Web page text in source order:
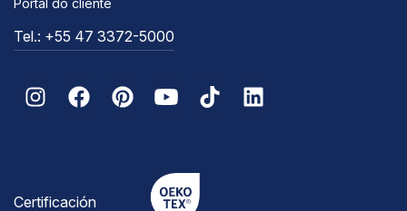
Tel.: +55 47 3372-5000
Certificación